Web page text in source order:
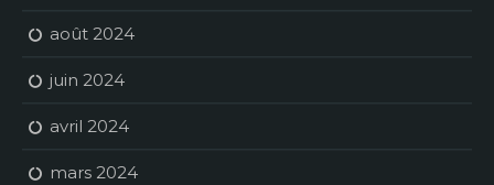
août 2024
juin 2024
avril 2024
mars 2024